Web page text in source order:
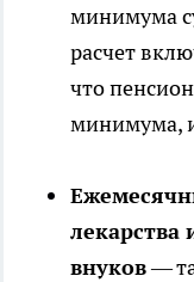
минимума
расчет
что
минимума,
внуков—